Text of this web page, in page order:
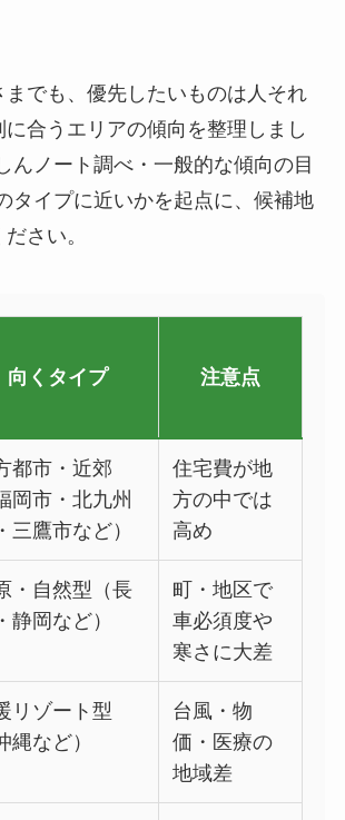
までも、優先したいものは人それ
合うエリアの傾向を整理しまし
んノート調べ・一般的な傾向の目
タイプに近いかを起点に、候補地
さい。
向くタイプ 注意点
都市・近郊
岡市・北九州
三鷹市など）
住宅費が地
方の中では
高め
・自然型（長
静岡など）
町・地区で
車必須度や
寒さに大差
リゾート型
縄など）
台風・物
価・医療の
地域差